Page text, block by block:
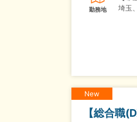
勤務地
埼玉
New
【総合職